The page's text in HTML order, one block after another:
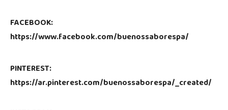
FACEBOOK:
https://www.facebook.com/buenossaborespa/
PINTEREST:
https://ar.pinterest.com/buenossaborespa/_created/